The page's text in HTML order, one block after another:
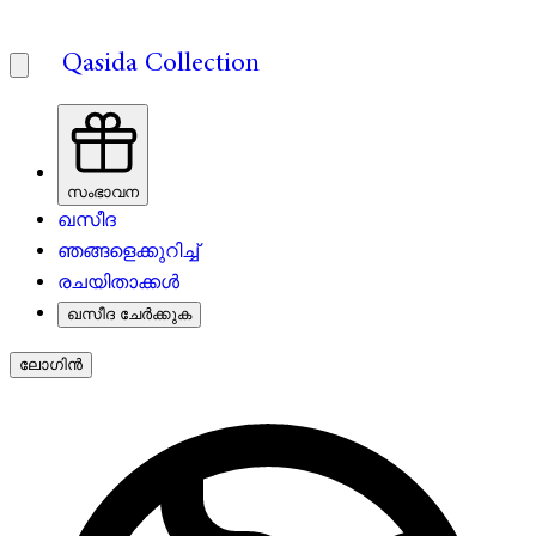
Qasida Collection
സംഭാവന
ഖസീദ
ഞങ്ങളെക്കുറിച്ച്
രചയിതാക്കൾ
ഖസീദ ചേർക്കുക
ലോഗിൻ